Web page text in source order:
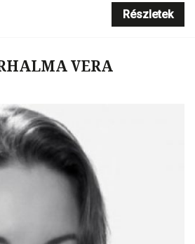
Részletek
VERA